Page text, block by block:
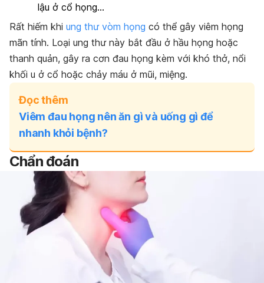
lậu ở cổ họng…
Rất hiếm khi ung thư vòm họng có thể gây viêm họng
mãn tính. Loại ung thư này bắt đầu ở hầu họng hoặc
thanh quản, gây ra cơn đau họng kèm với khó thở, nổi
khối u ở cổ hoặc chảy máu ở mũi, miệng.
Đọc thêm
Viêm đau họng nên ăn gì và uống gì để
nhanh khỏi bệnh?
Chẩn đoán